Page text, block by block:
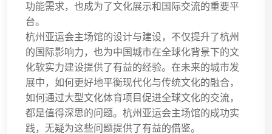
功能需求，也成为了文化展示和国际交流的重要平
台。
杭州亚运会主场馆的设计与建设，不仅提升了杭州
的国际影响力，也为中国城市在全球化背景下的文
化软实力建设提供了有益的经验。在未来的城市发
展中，如何更好地平衡现代化与传统文化的融合，
如何通过大型文化体育项目促进全球文化的交流，
都是值得深思的问题。杭州亚运会主场馆的成功实
践，无疑为这些问题提供了有益的借鉴。